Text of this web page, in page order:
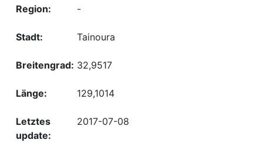
-
Tainoura
32,9517
129,1014
2017-07-08